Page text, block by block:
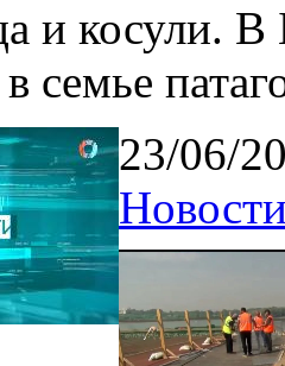
и косули. В
семье
23/06/